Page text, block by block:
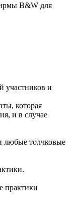
B&W для
участников и
которая
и в случае
толчковые
практики